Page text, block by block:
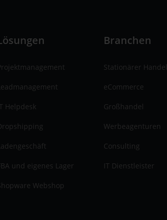
Helpdesk
und eigenes Lager
Webshop
Branchen
Stationärer Handel
eCommerce
Großhandel
Werbeagenturen
Consulting
IT Dienstleister